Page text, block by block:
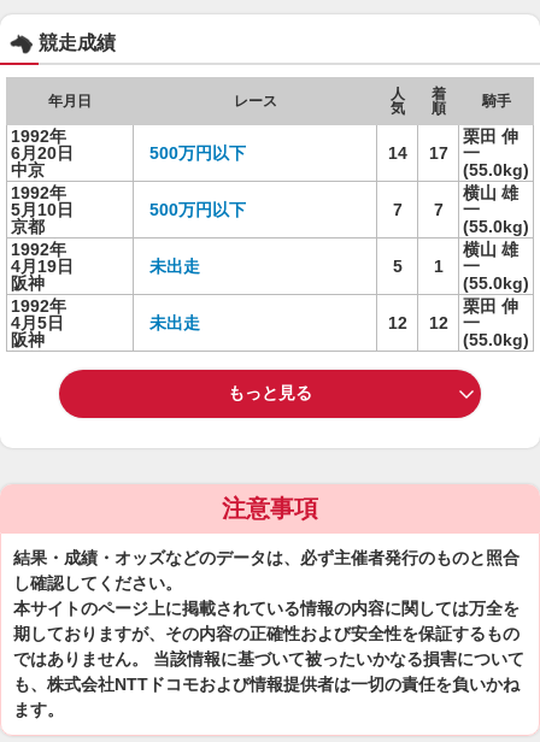
競走成績
年月日 レース
人
気
着
順
騎手
1992年
6月20日
中京
500万円以下 14 17
栗田 伸
一
(55.0kg)
1992年
5月10日
京都
500万円以下 7 7
横山 雄
一
(55.0kg)
1992年
4月19日
阪神
未出走 5 1
横山 雄
一
(55.0kg)
1992年
4月5日
阪神
未出走 12 12
栗田 伸
一
(55.0kg)
もっと見る
注意事項
結果・成績・オッズなどのデータは、必ず主催者発行のものと照合
し確認してください。
本サイトのページ上に掲載されている情報の内容に関しては万全を
期しておりますが、その内容の正確性および安全性を保証するもの
ではありません。 当該情報に基づいて被ったいかなる損害について
も、株式会社NTTドコモおよび情報提供者は一切の責任を負いかね
ます。